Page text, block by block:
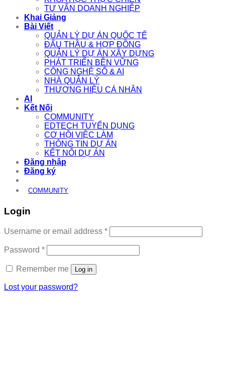
TƯ VẤN DOANH NGHIỆP
Khai Giảng
Bài Viết
QUẢN LÝ DỰ ÁN QUỐC TẾ
ĐẤU THẦU & HỢP ĐỒNG
QUẢN LÝ DỰ ÁN XÂY DỰNG
PHÁT TRIỂN BỀN VỮNG
CÔNG NGHỆ SỐ & AI
NHÀ QUẢN LÝ
THƯƠNG HIỆU CÁ NHÂN
AI
Kết Nối
COMMUNITY
EDTECH TUYỂN DỤNG
CƠ HỘI VIỆC LÀM
THÔNG TIN DỰ ÁN
KẾT NỐI DỰ ÁN
Đăng nhập
Đăng ký
COMMUNITY
Login
Username or email address *Required
Password *Required
Remember me Log in
Lost your password?